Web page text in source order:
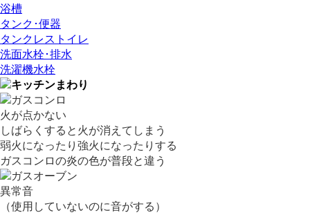
浴槽
タンク･便器
タンクレストイレ
洗面水栓･排水
洗濯機水栓
火が点かない
しばらくすると火が消えてしまう
弱火になったり強火になったりする
ガスコンロの炎の色が普段と違う
異常音
（使用していないのに音がする）